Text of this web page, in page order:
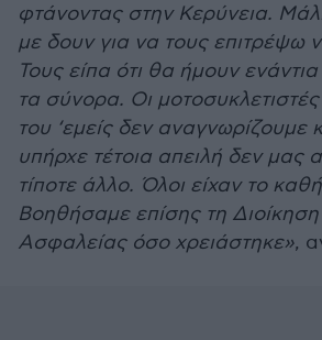
φτάνοντας στην Κερύνεια.
με δουν για να τους επιτρέψω
Τους είπα ότι θα ήμουν
τα σύνορα. Οι
του ‘εμείς δεν αναγνωρίζουμε
υπήρχε τέτοια απειλή δεν μας
τίποτε άλλο. Όλοι είχαν το
Βοηθήσαμε επίσης τη
Ασφαλείας όσο χρειάστηκε»,